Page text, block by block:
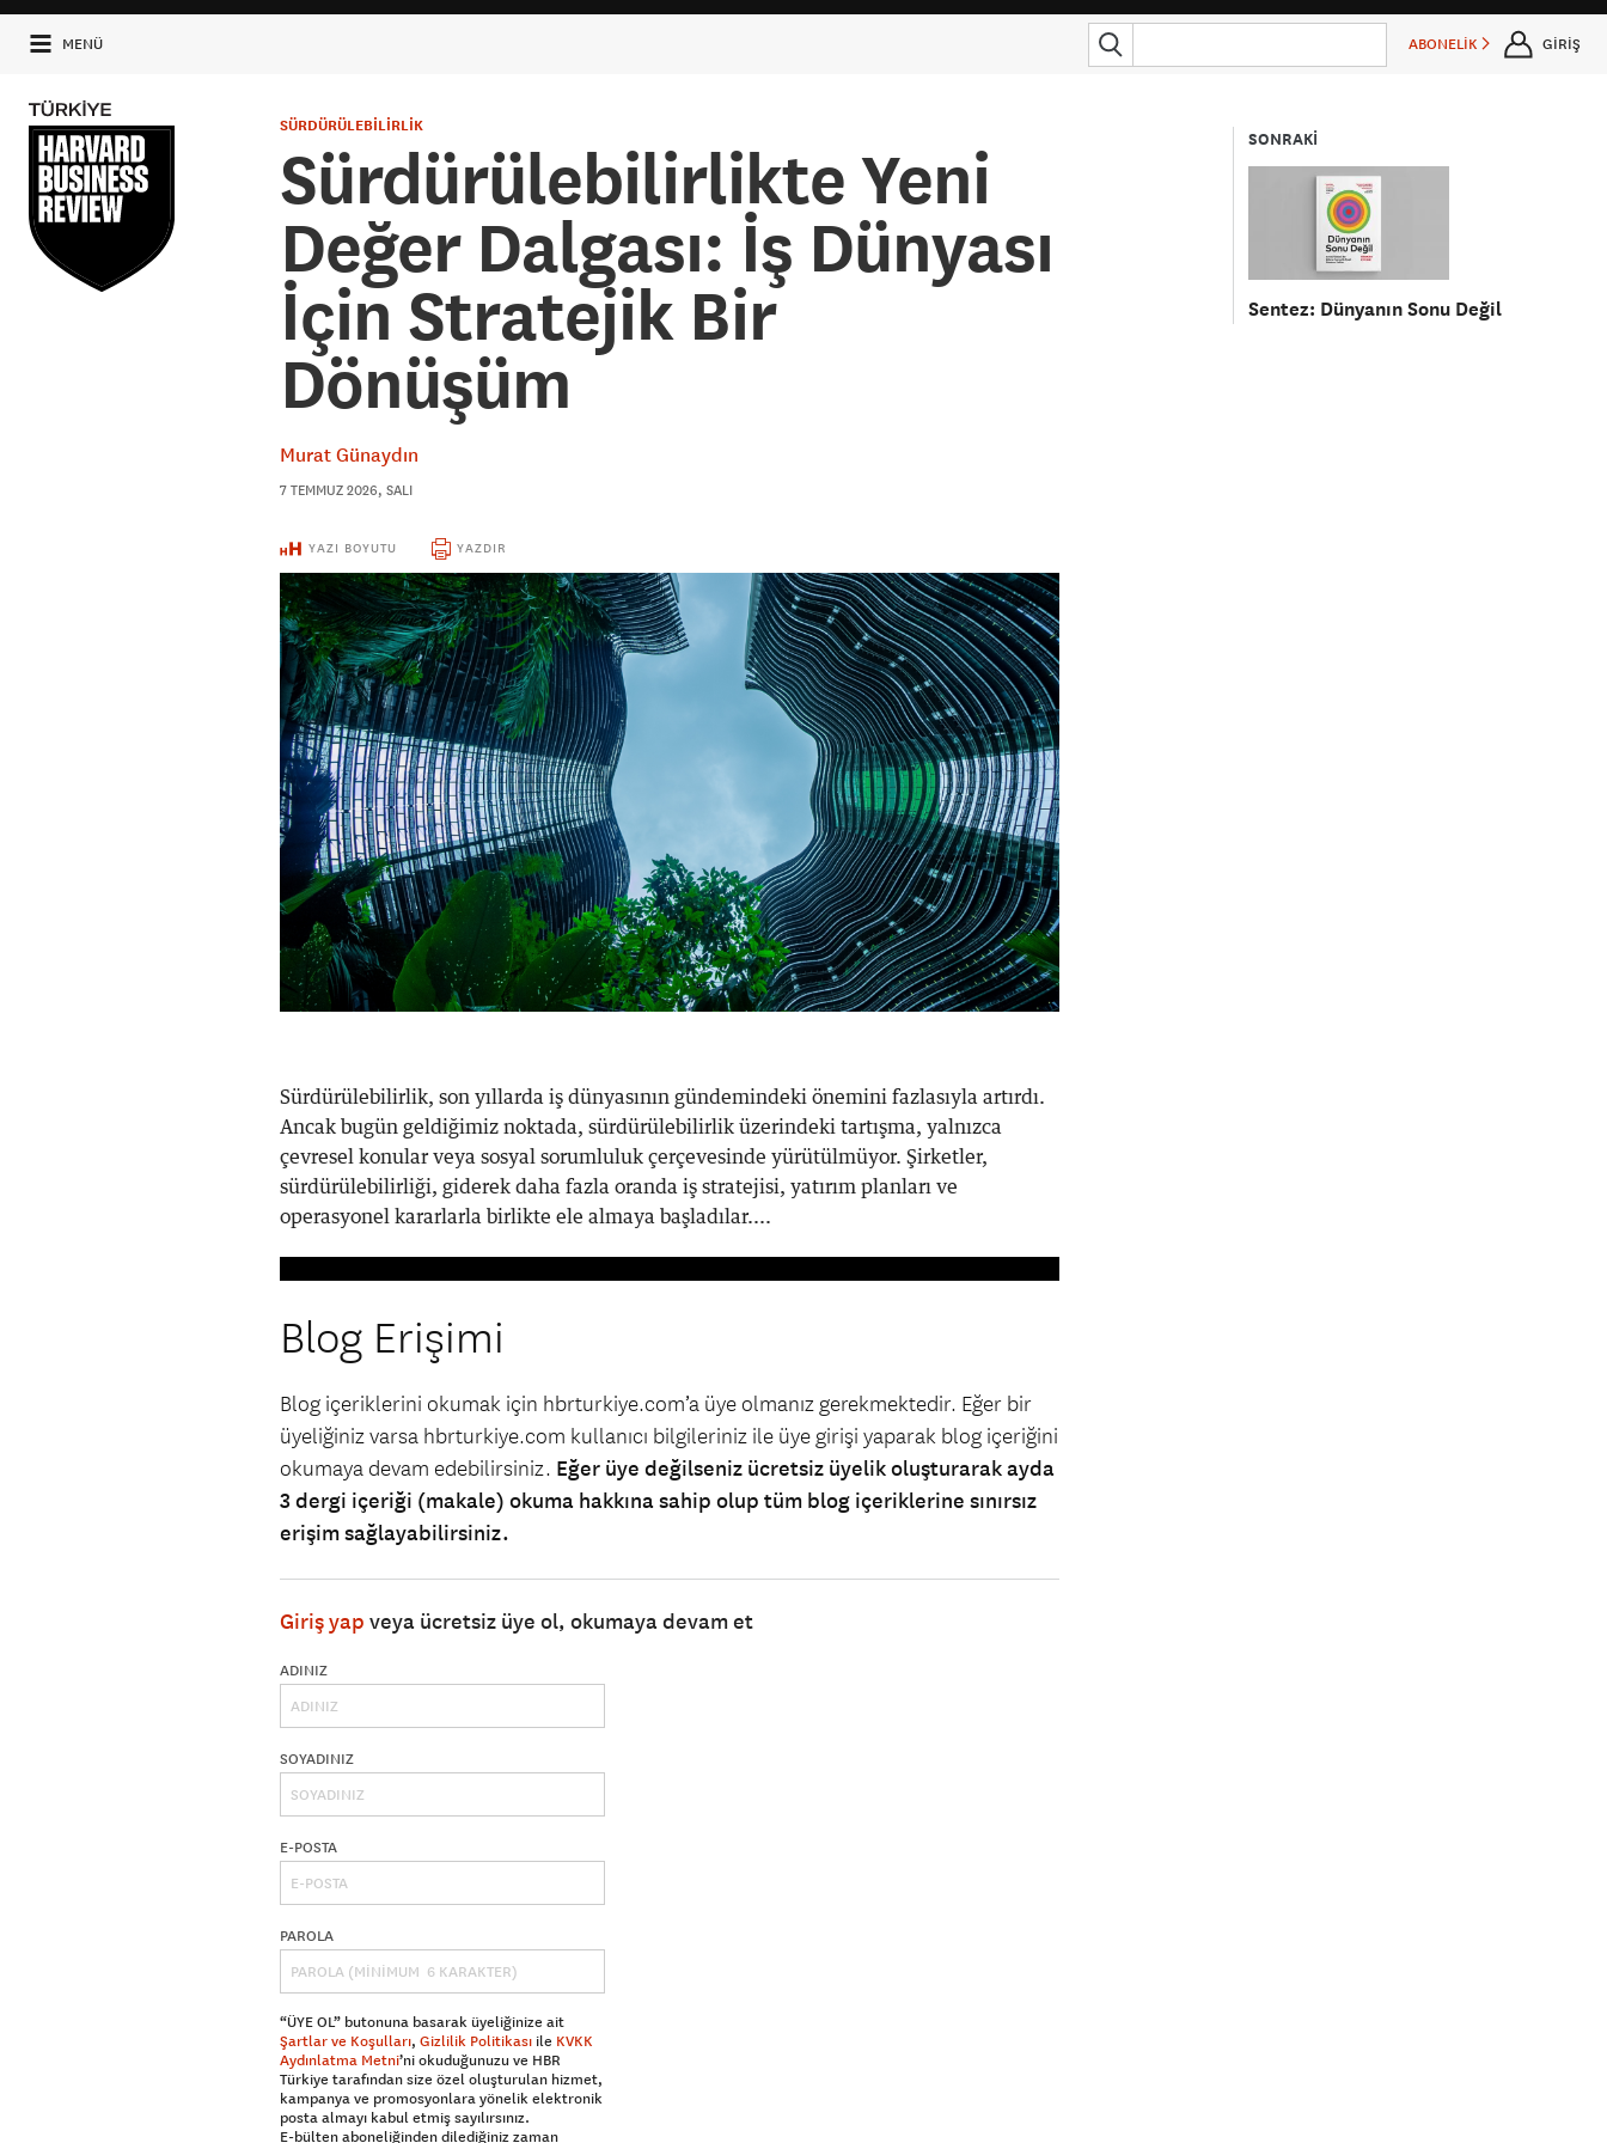
MENÜ ABONELİK GİRİŞ
SONRAKİ
Sentez: Dünyanın Sonu Değil
SÜRDÜRÜLEBİLİRLİK
Sürdürülebilirlikte Yeni
Değer Dalgası: İş Dünyası
İçin Stratejik Bir
Dönüşüm
Murat Günaydın
7 TEMMUZ 2026, SALI
YAZI BOYUTU YAZDIR
Sürdürülebilirlik, son yıllarda iş dünyasının gündemindeki önemini fazlasıyla artırdı.
Ancak bugün geldiğimiz noktada, sürdürülebilirlik üzerindeki tartışma, yalnızca
çevresel konular veya sosyal sorumluluk çerçevesinde yürütülmüyor. Şirketler,
sürdürülebilirliği, giderek daha fazla oranda iş stratejisi, yatırım planları ve
operasyonel kararlarla birlikte ele almaya başladılar....
Blog Erişimi
Blog içeriklerini okumak için hbrturkiye.com’a üye olmanız gerekmektedir. Eğer bir
üyeliğiniz varsa hbrturkiye.com kullanıcı bilgileriniz ile üye girişi yaparak blog içeriğini
okumaya devam edebilirsiniz. Eğer üye değilseniz ücretsiz üyelik oluşturarak ayda
3 dergi içeriği (makale) okuma hakkına sahip olup tüm blog içeriklerine sınırsız
erişim sağlayabilirsiniz.
Giriş yap veya ücretsiz üye ol, okumaya devam et
ADINIZ
SOYADINIZ
E-POSTA
PAROLA
“ÜYE OL” butonuna basarak üyeliğinize ait
Şartlar ve Koşulları, Gizlilik Politikası ile KVKK
Aydınlatma Metni’ni okuduğunuzu ve HBR
Türkiye tarafından size özel oluşturulan hizmet,
kampanya ve promosyonlara yönelik elektronik
posta almayı kabul etmiş sayılırsınız.
E-bülten aboneliğinden dilediğiniz zaman